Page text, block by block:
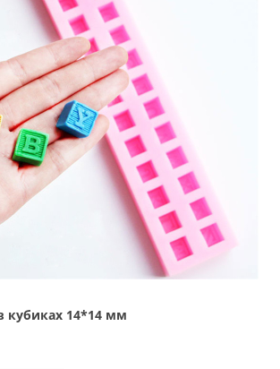
кубиках 14*14 мм